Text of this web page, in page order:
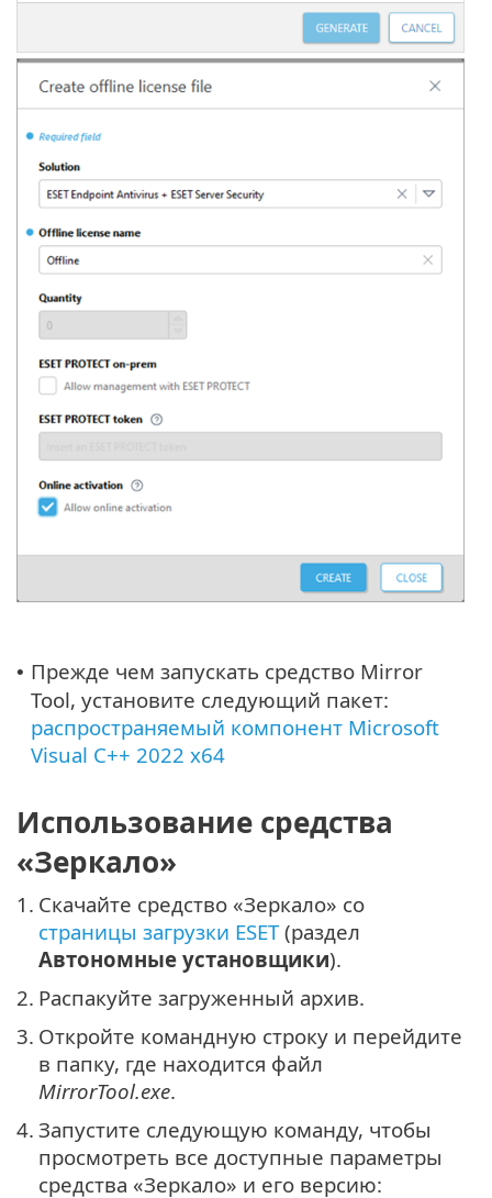
• Прежде чем запускать средство Mirror
Tool, установите следующий пакет:
распространяемый компонент Microsoft
Visual C++ 2022 x64
Использование средства
«Зеркало»
1. Скачайте средство «Зеркало» со
страницы загрузки ESET(раздел
Автономные установщики).
2. Распакуйте загруженный архив.
3. Откройте командную строку и перейдите
в папку, где находится файл
MirrorTool.exe.
4. Запустите следующую команду, чтобы
просмотреть все доступные параметры
средства «Зеркало» и его версию: